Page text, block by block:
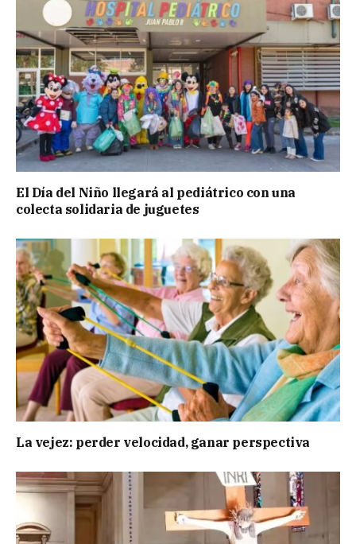
El Día del Niño llegará al pediátrico con una
colecta solidaria de juguetes
La vejez: perder velocidad, ganar perspectiva